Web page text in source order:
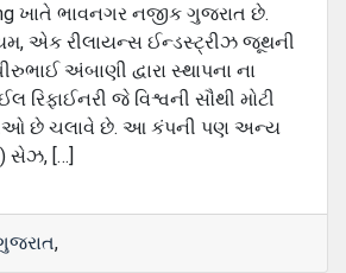
ખાતે ભાવનગર નજીક ગુજરાત છે.
એક રીલાયન્સ ઈન્ડસ્ટ્રીઝ જૂથની
અંબાણી દ્વારા સ્થાપના ના
જે વિશ્વની સૌથી મોટી
છે ચલાવે છે. આ કંપની પણ અન્ય
સેઝ, […]
,